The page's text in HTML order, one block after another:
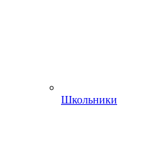
Школьники